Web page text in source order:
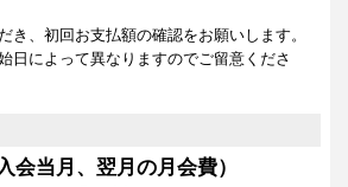
き、初回お支払額の確認をお願いします。
日によって異なりますのでご留意くださ
会当月、翌月の月会費）